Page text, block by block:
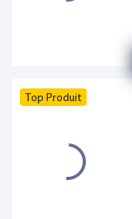
Top Produit